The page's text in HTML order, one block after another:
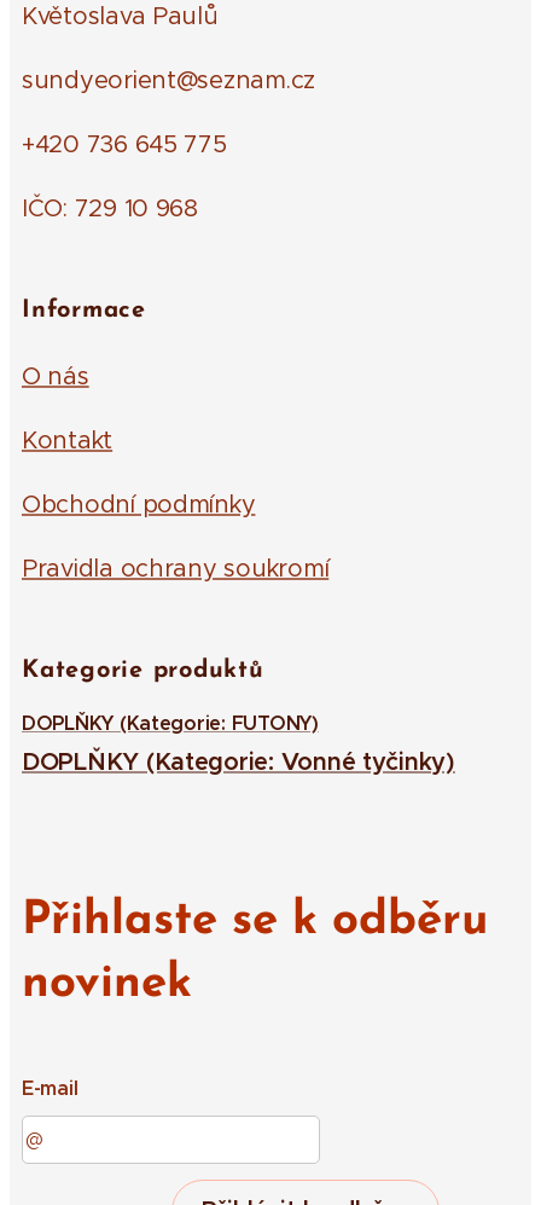
Květoslava Paulů
sundyeorient@seznam.cz
+420 736 645 775
IČO: 729 10 968
Informace
O nás
Kontakt
Obchodní podmínky
Pravidla ochrany soukromí
Kategorie produktů
DOPLŇKY (Kategorie: FUTONY)
DOPLŇKY (Kategorie: Vonné tyčinky)
Přihlaste se k odběru
novinek
E-mail